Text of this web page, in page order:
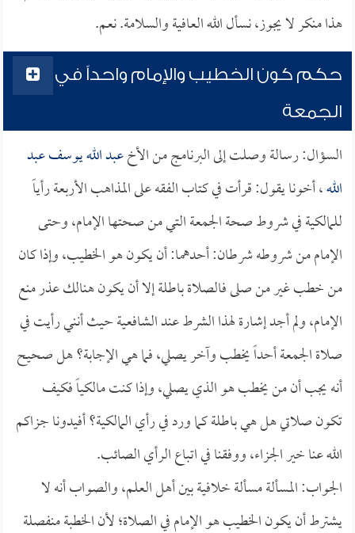
هذا منكر لا يجوز، نسأل الله العافية والسلامة. نعم.
حكم كون الخطيب والإمام واحداً في
الجمعة
السؤال: رسالة وصلت إلى البرنامج من الأخعبد الله يوسف عبد
الله، أخونا يقول: قرأت في كتاب الفقه على المذاهب الأربعة رأياً
للمالكية في شروط صحة الجمعة التي من صحتها الإمام، وحتى
الإمام من شروطه شرطان: أحدهما: أن يكون هو الخطيب، وإذا كان
من خطب غير من صلى فالصلاة باطلة إلا أن يكون هنالك عذر منع
الإمام، ولم أجد إشارة لهذا الشرط عند الشافعية حيث أنني رأيت في
صلاة الجمعة أحداً يخطب وآخر يصلي، فما هي الإجابة؟ هل صحيح
أنه يجب أن من يخطب هو الذي يصلي، وإذا كنت مالكياً فكيف
تكون صلاتي هل هي باطلة كما ورد في رأي المالكية؟ أفيدونا جزاكم
الله عنا خير الجزاء، ووفقنا في اتباع الرأي الصائب.
الجواب: المسألة مسألة خلافية بين أهل العلم، والصواب أنه لا
يشترط أن يكون الخطيب هو الإمام في الصلاة؛ لأن الخطبة منفصلة